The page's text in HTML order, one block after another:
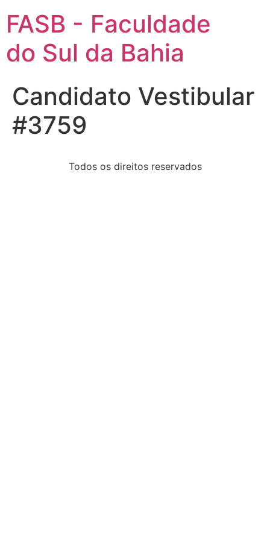
FASB - Faculdade
do Sul da Bahia
Candidato Vestibular
#3759
Todos os direitos reservados